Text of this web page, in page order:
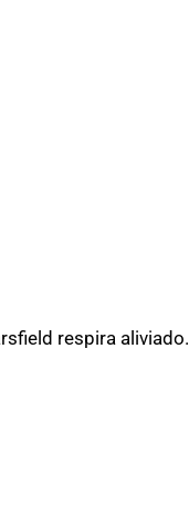
respira aliviado.